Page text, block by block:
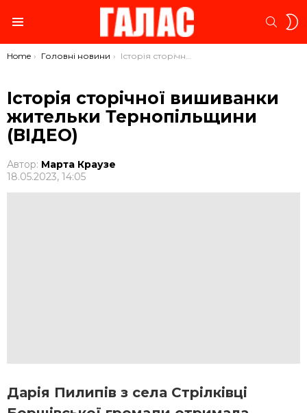
You are here:
Home Головні новини Історія сторічної вишиванки жительки Тернопільщини (ВІДЕО)
Історія сторічної вишиванки
жительки Тернопільщини
(ВІДЕО)
Автор: Марта Краузе
18.05.2023, 14:05
Дарія Пилипів з села Стрілківці